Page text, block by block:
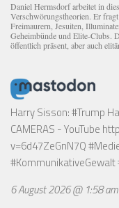
Daniel Hermsdorf arbeitet in
Verschwörungstheorien. Er
Freimaurern, Jesuiten,
Geheimbünde und Elite-Clubs.
öffentlich präsent, aber auch
Harry Sisson: #Trump
CAMERAS - YouTube
v=6d47ZeGnN7Q
6 August 2026 @ 1:58 am